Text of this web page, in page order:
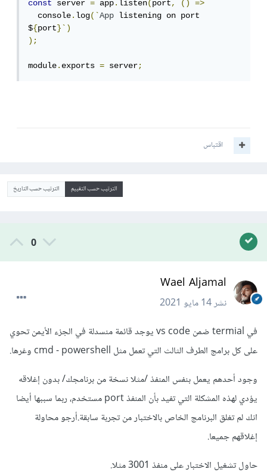
const
server = app.listen(port, ()
=>
  console
.log(`App listening on port
${port}`)
);
module.exports = server;
اقتباس
الترتيب حسب التقييم الترتيب حسب التاريخ
0
Wael Aljamal
نشر14 مايو 2021
في termial ضمن vs code يوجد قائمة منسدلة في الجزء الأيمن تحوي
على كل برامج الطرف الثالث التي تعمل مثل cmd - powershell وغرها.
وجود أحدهم يعمل بنفس المنفذ /مثلا نسخة من برنامجك/ بدون إغلاقه
يؤدي لهذه المشكلة التي تفيد بأن المنفذ port مستخدم، ربما سببها أيضا
انك لم تغلق البرنامج الخاص بالاختبار من تجربة سابقة.أرجو محاولة
إغلاقهم جميعا.
حاول تشغيل الاختبار على منفذ 3001 مثلا.